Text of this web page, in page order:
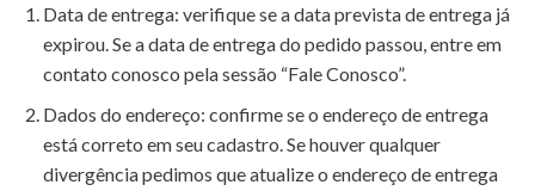
Data de entrega: verifique se a data prevista de entrega já
expirou. Se a data de entrega do pedido passou, entre em
contato conosco pela sessão “Fale Conosco”.
Dados do endereço: confirme se o endereço de entrega
está correto em seu cadastro. Se houver qualquer
divergência pedimos que atualize o endereço de entrega